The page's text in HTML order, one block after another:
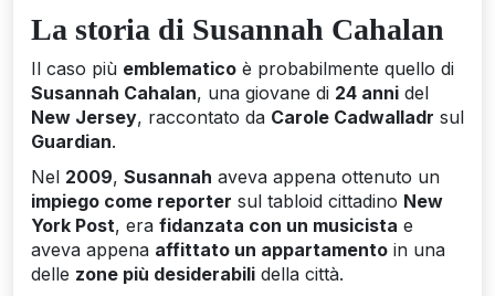
La storia di Susannah Cahalan
Il caso più emblematico è probabilmente quello di
Susannah Cahalan, una giovane di 24 anni del
New Jersey, raccontato da Carole Cadwalladr sul
Guardian.
Nel 2009, Susannah aveva appena ottenuto un
impiego come reporter sul tabloid cittadino New
York Post, era fidanzata con un musicista e
aveva appena affittato un appartamento in una
delle zone più desiderabili della città.